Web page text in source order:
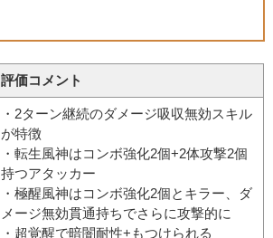
評価コメント
・2ターン継続のダメージ吸収無効スキル
が特徴
・転生風神はコンボ強化2個+2体攻撃2個
持つアタッカー
・極醒風神はコンボ強化2個とキラー、ダ
メージ無効貫通持ちでさらに攻撃的に
・超覚醒で暗闇耐性+もつけられる